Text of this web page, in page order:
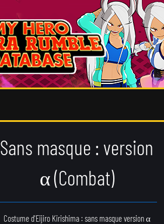
Sans masque : version
α (Combat)
Costume d'Eijiro Kirishima : sans masque version α